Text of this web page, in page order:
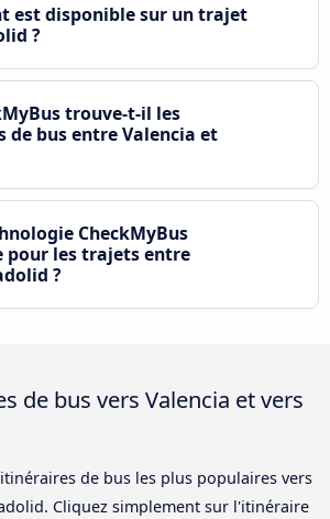
est disponible sur un trajet
?
trouve-t-il les
de bus entre Valencia et
CheckMyBus
pour les trajets entre
?
de bus vers Valencia et vers
de bus les plus populaires vers
Cliquez simplement sur l'itinéraire